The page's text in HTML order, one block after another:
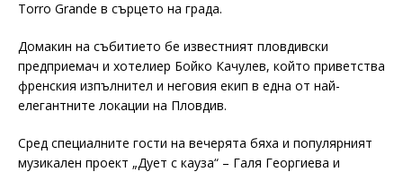
Torro Grande в сърцето на града.
Домакин на събитието бе известният пловдивски
предприемач и хотелиер Бойко Качулев, който приветства
френския изпълнител и неговия екип в една от най-
елегантните локации на Пловдив.
Сред специалните гости на вечерята бяха и популярният
музикален проект „Дует с кауза“ – Галя Георгиева и